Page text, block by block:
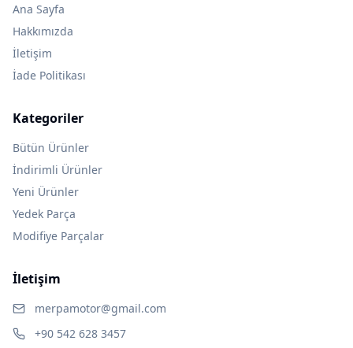
Ana Sayfa
Hakkımızda
İletişim
İade Politikası
Kategoriler
Bütün Ürünler
İndirimli Ürünler
Yeni Ürünler
Yedek Parça
Modifiye Parçalar
İletişim
merpamotor@gmail.com
+90 542 628 3457